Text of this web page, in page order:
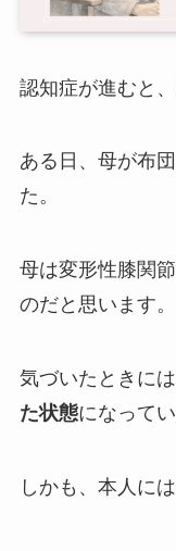
認知症が進むと
ある日、母が布
た。
母は変形性膝関
のだと思います。
気づいたときに
た状態になってい
しかも、本人に